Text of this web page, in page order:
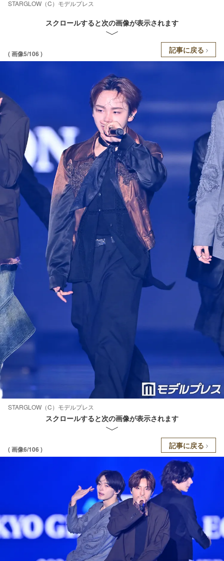
STARGLOW（C）モデルプレス
スクロールすると次の画像が表示されます
( 画像5/106 ) 記事に戻る
STARGLOW（C）モデルプレス
スクロールすると次の画像が表示されます
( 画像6/106 ) 記事に戻る